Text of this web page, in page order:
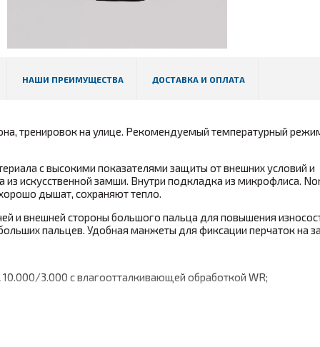
НАШИ ПРЕИМУЩЕСТВА ДОСТАВКА И ОПЛАТА
тренировок на улице. Рекомендуемый температурный
с высокими показателями защиты от внешних условий и
искусственной замши. Внутри подкладка из микрофлиса.
дышат, сохраняют тепло.
и внешней стороны большого пальца для повышения
пальцев. Удобная манжеты для фиксации перчаток на
3.000 с влагоотталкивающей обработкой WR;